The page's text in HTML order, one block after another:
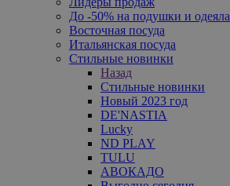
До -50% на подушки и одеяла
Восточная посуда
Итальянская посуда
Стильные новинки
Назад
Стильные новинки
Новый 2023 год
DE'NASTIA
Lucky
ND PLAY
TULU
АВОКАДО